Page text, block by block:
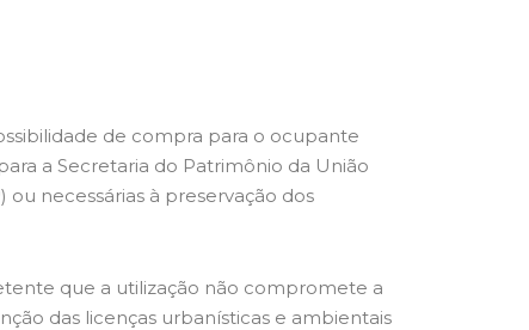
de compra para o ocupante
a Secretaria do Patrimônio da União
necessárias à preservação dos
que a utilização não compromete a
das licenças urbanísticas e ambientais